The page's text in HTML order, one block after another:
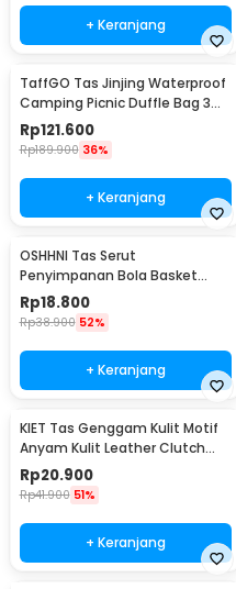
+ Keranjang
TaffGO Tas Jinjing Waterproof
Camping Picnic Duffle Bag 3
Slots - C60
Rp121.600
Rp189.900 36%
+ Keranjang
OSHHNI Tas Serut
Penyimpanan Bola Basket
Olahraga Drawstring Bag Mesh
- SH30
Rp18.800
Rp38.900 52%
+ Keranjang
KIET Tas Genggam Kulit Motif
Anyam Kulit Leather Clutch
Bag - KT1912
Rp20.900
Rp41.900 51%
+ Keranjang